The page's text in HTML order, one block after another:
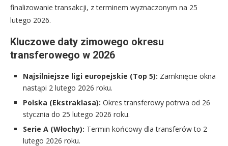
finalizowanie transakcji, z terminem wyznaczonym na 25
lutego 2026.
Kluczowe daty zimowego okresu
transferowego w 2026
Najsilniejsze ligi europejskie (Top 5): Zamknięcie okna
nastąpi 2 lutego 2026 roku.
Polska (Ekstraklasa): Okres transferowy potrwa od 26
stycznia do 25 lutego 2026 roku.
Serie A (Włochy): Termin końcowy dla transferów to 2
lutego 2026 roku.